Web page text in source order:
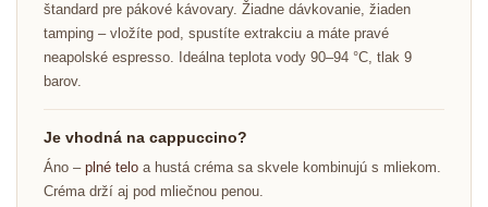
štandard pre pákové kávovary. Žiadne dávkovanie, žiaden
tamping – vložíte pod, spustíte extrakciu a máte pravé
neapolské espresso. Ideálna teplota vody 90–94 °C, tlak 9
barov.
Je vhodná na cappuccino?
Áno – plné telo a hustá créma sa skvele kombinujú s mliekom.
Créma drží aj pod mliečnou penou.